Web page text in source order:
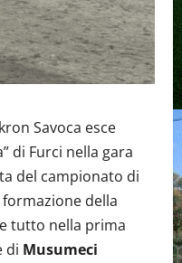
Savoca esce
di Furci nella gara
del campionato di
della
tutto nella prima
di Musumeci